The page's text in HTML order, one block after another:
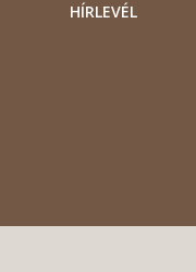
HÍRLEVÉL